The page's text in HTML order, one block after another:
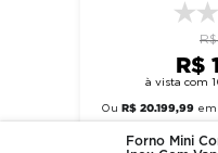
Forno Mini
R$
R$
à vista com
Ou R$ 20.199,99 em